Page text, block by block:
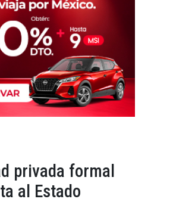
privada formal
al Estado